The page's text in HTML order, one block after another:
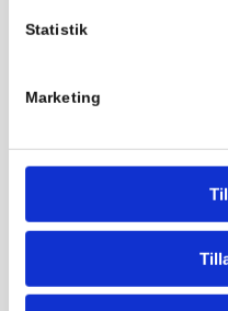
Statistik
Marketing
FysioDanmark Ballerup er
kæmper med hverdagens
det forværres.
Vi har omfattende erfaring
dagligt mange forskellige